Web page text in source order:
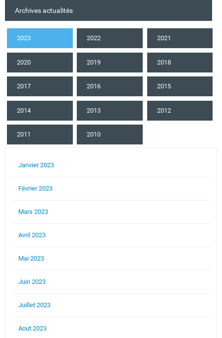
Archives actualités
2023 2022 2021
2020 2019 2018
2017 2016 2015
2014 2013 2012
2011 2010
Janvier 2023
Février 2023
Mars 2023
Avril 2023
Mai 2023
Juin 2023
Juillet 2023
Aout 2023